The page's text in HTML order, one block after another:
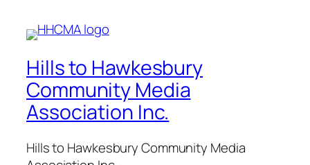
Hills to Hawkesbury
Community Media
Association Inc.
Hills to Hawkesbury Community Media